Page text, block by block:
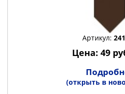
Артикул:
Цена: 49
(открыть в